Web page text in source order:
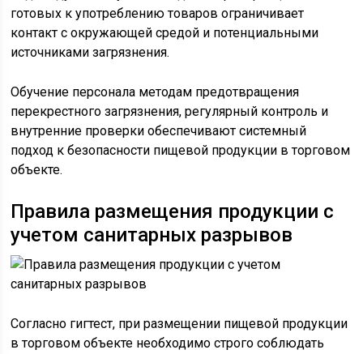
готовых к употреблению товаров ограничивает
контакт с окружающей средой и потенциальными
источниками загрязнения.
Обучение персонала методам предотвращения
перекрестного загрязнения, регулярный контроль и
внутренние проверки обеспечивают системный
подход к безопасности пищевой продукции в торговом
объекте.
Правила размещения продукции с
учетом санитарных разрывов
Согласно гигтест, при размещении пищевой продукции
в торговом объекте необходимо строго соблюдать